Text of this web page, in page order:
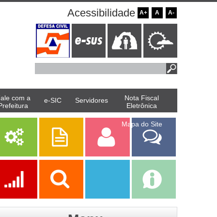
Acessibilidade A+ A A-
com a
e-SIC Servidores
Nota Fiscal
Eletrônica
Mapa do Site
Serviços Publicações Servidor
Fale Com a
Prefeitura